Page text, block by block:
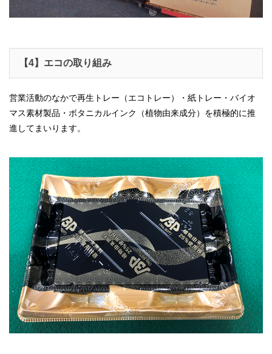
【4】エコの取り組み
営業活動のなかで再生トレー（エコトレー）・紙トレー・バイオ
マス素材製品・ボタニカルインク（植物由来成分）を積極的に推
進してまいります。